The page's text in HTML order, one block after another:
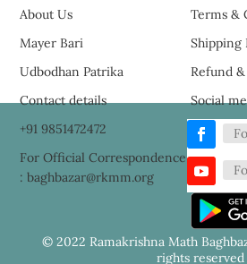
About Us
Mayer Bari
Udbodhan Patrika
Terms &
Shipping
Refund
Contact details
+91 9851472472
For Official Correspondence
: baghbazar@rkmm.org
Social
© 2022 Ramakrishna Math
rights reserved